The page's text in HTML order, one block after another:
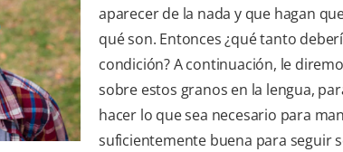
aparecer de la nada y que hagan
qué son. Entonces ¿qué tanto
condición? A continuación, le
sobre estos granos en la lengua,
hacer lo que sea necesario para
suficientemente buena para seguir